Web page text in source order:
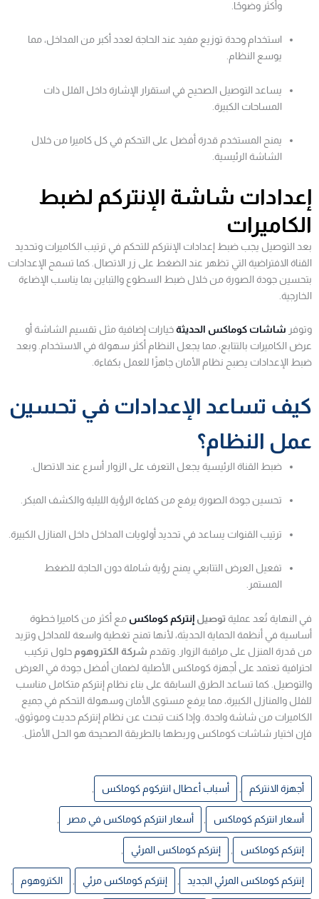
وأكثر وضوحًا.
استخدام وحدة توزيع مفيد عند الحاجة لعدد أكبر من المداخل، مما
يوسع النظام.
يساعد التوصيل الصحيح في استقرار الإشارة داخل الفلل ذات
المساحات الكبيرة.
يمنح المستخدم قدرة أفضل على التحكم في كل كاميرا من خلال
الشاشة الرئيسية.
إعدادات شاشة الإنتركم لضبط
الكاميرات
بعد التوصيل يجب ضبط إعدادات الإنتركم للتحكم في ترتيب الكاميرات وتحديد
القناة الافتراضية التي تظهر عند الضغط على زر الاتصال. كما تسمح الإعدادات
بتحسين جودة الصورة من خلال ضبط السطوع والتباين بما يناسب الإضاءة
الخارجية.
وتوفر شاشات كوماكس الحديثةخيارات إضافية مثل تقسيم الشاشة أو
عرض الكاميرات بالتتابع، مما يجعل النظام أكثر سهولة في الاستخدام. وبعد
ضبط الإعدادات يصبح نظام الأمان جاهزًا للعمل بكفاءة.
كيف تساعد الإعدادات في تحسين
عمل النظام؟
ضبط القناة الرئيسية يجعل التعرف على الزوار أسرع عند الاتصال.
تحسين جودة الصورة يرفع من كفاءة الرؤية الليلية والكشف المبكر.
ترتيب القنوات يساعد في تحديد أولويات المداخل داخل المنازل الكبيرة.
تفعيل العرض التتابعي يمنح رؤية شاملة دون الحاجة للضغط
المستمر.
في النهاية تُعد عمليةتوصيل إنتركم كوماكس مع أكثر من كاميرا خطوة
أساسية في أنظمة الحماية الحديثة، لأنها تمنح تغطية واسعة للمداخل وتزيد
من قدرة المنزل على مراقبة الزوار. وتقدم شركة الكتروهوم حلول تركيب
احترافية تعتمد على أجهزة كوماكس الأصلية لضمان أفضل جودة في العرض
والتوصيل. كما تساعد الطرق السابقة على بناء نظام إنتركم متكامل مناسب
للفلل والمنازل الكبيرة، مما يرفع مستوى الأمان وسهولة التحكم في جميع
الكاميرات من شاشة واحدة. وإذا كنت تبحث عن نظام إنتركم حديث وموثوق،
فإن اختيار شاشات كوماكس وربطها بالطريقة الصحيحة هو الحل الأمثل.
أجهزة الانتركم أسباب أعطال انتركوم كوماكس
أسعار انتركم كوماكس أسعار انتركم كوماكس في مصر
إنتركم كوماكس إنتركم كوماكس المرئي
إنتركم كوماكس المرئي الجديد إنتركم كوماكس مرئي الكتروهوم